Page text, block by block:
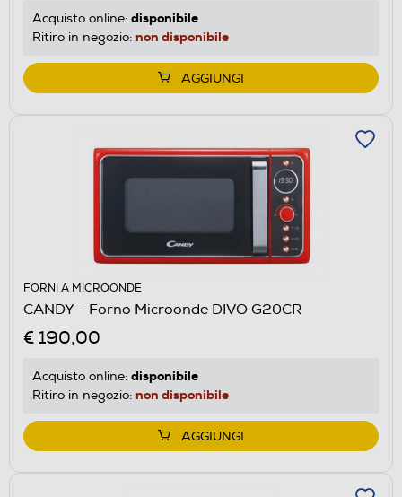
Acquisto online: disponibile
Ritiro in negozio: non disponibile
AGGIUNGI
FORNI A MICROONDE
CANDY - Forno Microonde DIVO G20CR
€ 190,00
Acquisto online: disponibile
Ritiro in negozio: non disponibile
AGGIUNGI